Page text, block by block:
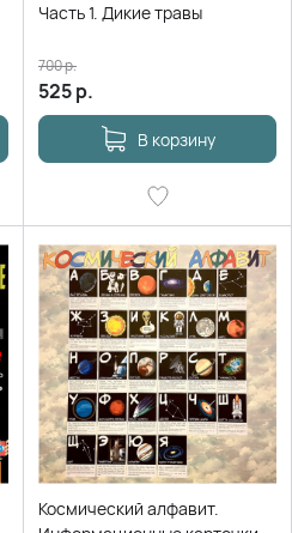
Часть 1. Дикие травы
525р.
700р.
В корзину
Космический алфавит.